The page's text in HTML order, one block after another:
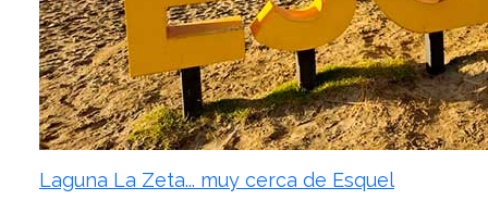
Laguna La Zeta... muy cerca de Esquel